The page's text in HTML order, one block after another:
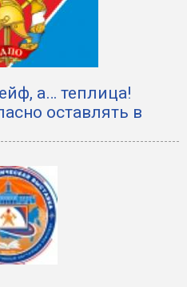
а… теплица!
оставлять в